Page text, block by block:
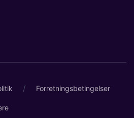
/ Forretningsbetingelser